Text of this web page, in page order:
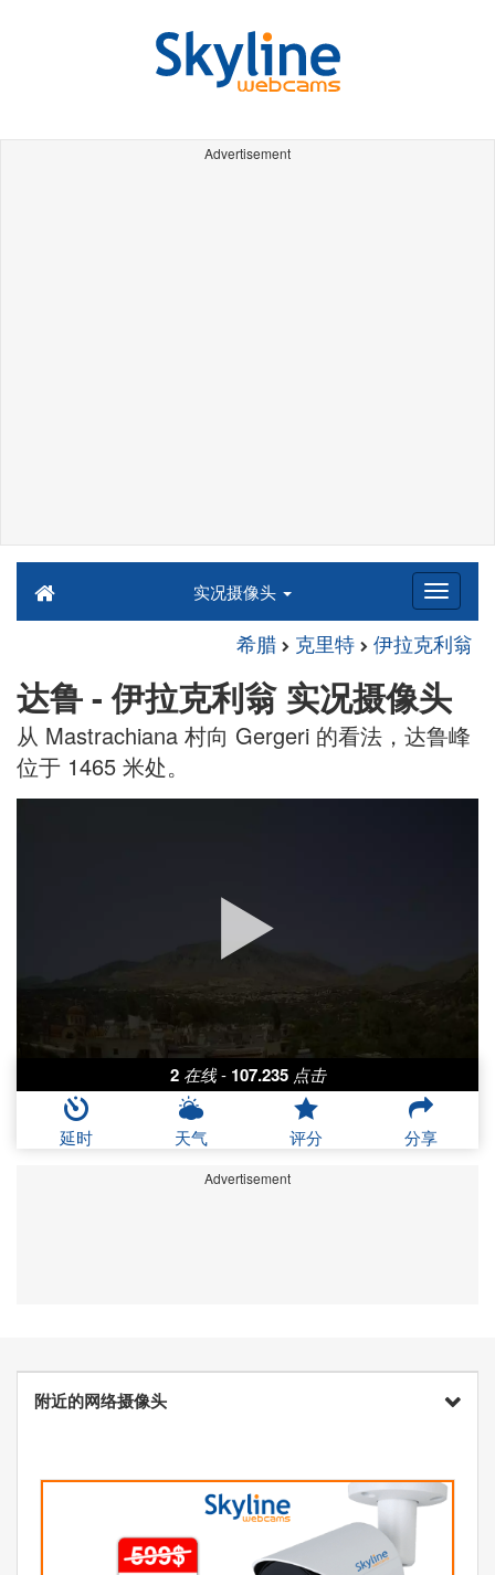
Advertisement
实况摄像头
希腊 克里特 伊拉克利翁
达鲁 - 伊拉克利翁 实况摄像头
从 Mastrachiana 村向 Gergeri 的看法，达鲁峰
位于 1465 米处。
2 在线 - 107.235 点击
延时 天气 评分 分享
Advertisement
附近的网络摄像头